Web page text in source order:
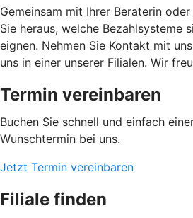
Gemeinsam mit Ihrer Beraterin
Sie heraus, welche Bezahlsysteme
eignen. Nehmen Sie Kontakt mit
uns in einer unserer Filialen. Wir
Termin vereinbaren
Buchen Sie schnell und einfach
Wunschtermin bei uns.
Jetzt Termin vereinbaren
Filiale finden